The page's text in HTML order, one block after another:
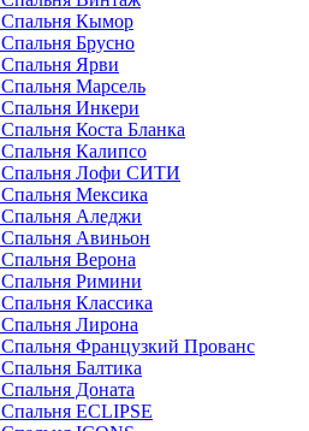
Спальня Кымор
Спальня Брусно
Спальня Ярви
Спальня Марсель
Спальня Инкери
Спальня Коста Бланка
Спальня Калипсо
Спальня Лофи СИТИ
Спальня Мексика
Спальня Аледжи
Спальня Авиньон
Спальня Верона
Спальня Римини
Спальня Классика
Спальня Лирона
Спальня Французкий Прованс
Спальня Балтика
Спальня Доната
Спальня ECLIPSE